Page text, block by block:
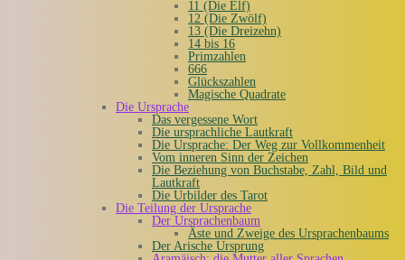
11 (Die Elf)
12 (Die Zwölf)
13 (Die Dreizehn)
14 bis 16
Primzahlen
666
Glückszahlen
Magische Quadrate
Die Ursprache
Das vergessene Wort
Die ursprachliche Lautkraft
Die Ursprache: Der Weg zur Vollkommenheit
Vom inneren Sinn der Zeichen
Die Beziehung von Buchstabe, Zahl, Bild und
Lautkraft
Die Urbilder des Tarot
Die Teilung der Ursprache
Der Ursprachenbaum
Äste und Zweige des Ursprachenbaums
Der Arische Ursprung